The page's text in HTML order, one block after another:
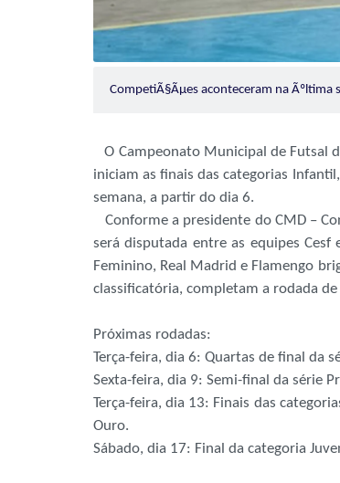
CompetiÃ§Ãµes aconteceram na Ãºltima
O Campeonato Municipal de Futsal
iniciam as finais das categorias
semana, a partir do dia 6.
Conforme a presidente do CMD –
será disputada entre as equipes Cesf
Feminino, Real Madrid e Flamengo
classificatória, completam a rodada
Próximas rodadas:
Terça-feira, dia 6: Quartas de final da
Sexta-feira, dia 9: Semi-final da série
Terça-feira, dia 13: Finais das
Ouro.
Sábado, dia 17: Final da categoria